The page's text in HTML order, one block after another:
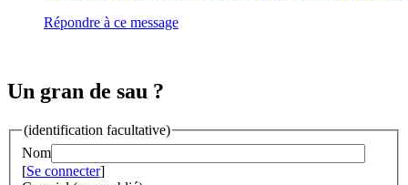
Répondre à ce message
Un gran de sau ?
(identification facultative)
Nom
[Se connecter]